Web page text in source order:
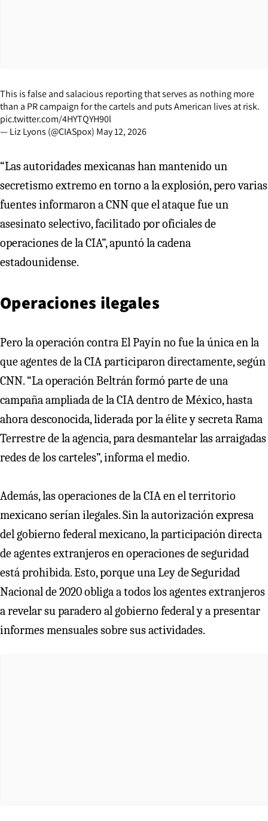
This is false and salacious reporting that serves as nothing more
than a PR campaign for the cartels and puts American lives at risk.
pic.twitter.com/4HYTQYH90l
— Liz Lyons (@CIASpox) May 12, 2026
“Las autoridades mexicanas han mantenido un
secretismo extremo en torno a la explosión, pero varias
fuentes informaron a CNN que el ataque fue un
asesinato selectivo, facilitado por oficiales de
operaciones de la CIA”, apuntó la cadena
estadounidense.
Operaciones ilegales
Pero la operación contra El Payín no fue la única en la
que agentes de la CIA participaron directamente, según
CNN. “La operación Beltrán formó parte de una
campaña ampliada de la CIA dentro de México, hasta
ahora desconocida, liderada por la élite y secreta Rama
Terrestre de la agencia, para desmantelar las arraigadas
redes de los carteles”, informa el medio.
Además, las operaciones de la CIA en el territorio
mexicano serían ilegales. Sin la autorización expresa
del gobierno federal mexicano, la participación directa
de agentes extranjeros en operaciones de seguridad
está prohibida. Esto, porque una Ley de Seguridad
Nacional de 2020 obliga a todos los agentes extranjeros
a revelar su paradero al gobierno federal y a presentar
informes mensuales sobre sus actividades.